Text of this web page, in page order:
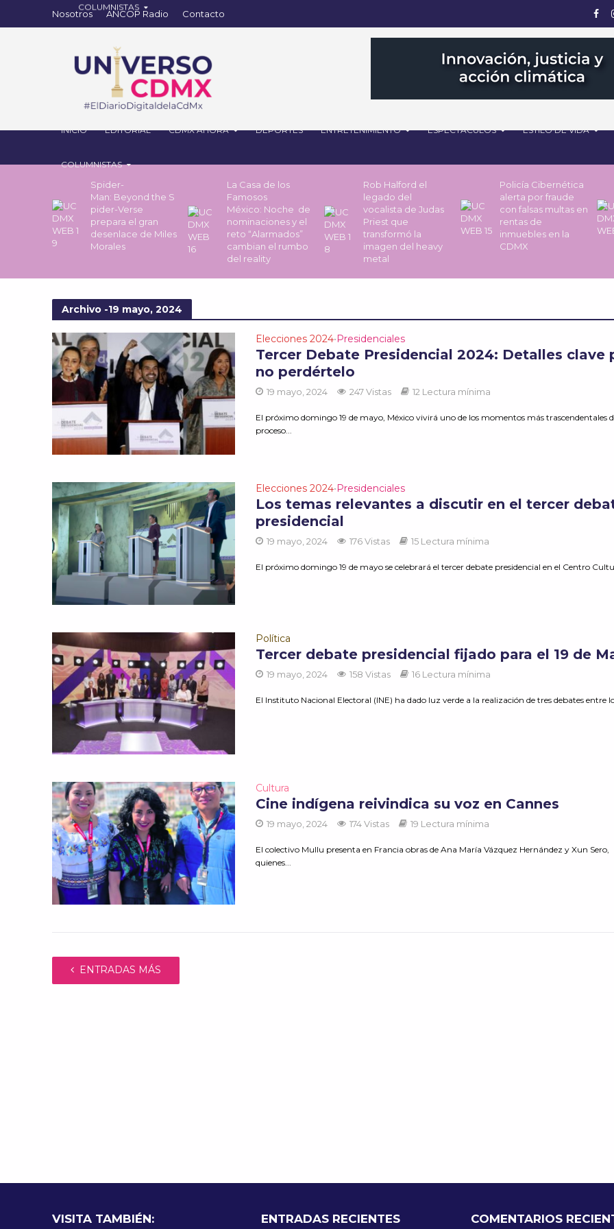
Nosotros ANCOP Radio Contacto
INICIO EDITORIAL CDMX AHORA DEPORTES ENTRETENIMIENTO ESPECTÁCULOS ESTILO DE VIDA
COLUMNISTAS
Spider-
Man: Beyond the S
pider-Verse
prepara el gran
desenlace de Miles
Morales
La Casa de los
Famosos
México: Noche de
nominaciones y el
reto “Alarmados”
cambian el rumbo
del reality
Rob Halford el
legado del
vocalista de Judas
Priest que
transformó la
imagen del heavy
metal
Policía Cibernética
alerta por fraude
con falsas multas en
rentas de
inmuebles en la
CDMX
Archivo -19 mayo, 2024
Elecciones 2024•Presidenciales
Tercer Debate Presidencial 2024: Detalles clave
no perdértelo
19 mayo, 2024 247 Vistas 12 Lectura mínima
El próximo domingo 19 de mayo, México vivirá uno de los momentos más trascendentales
proceso...
Elecciones 2024• Presidenciales
Los temas relevantes a discutir en el tercer
presidencial
19 mayo, 2024 176 Vistas 15 Lectura mínima
El próximo domingo 19 de mayo se celebrará el tercer debate presidencial en el Centro
Política
Tercer debate presidencial fijado para el 19 de
19 mayo, 2024 158 Vistas 16 Lectura mínima
El Instituto Nacional Electoral (INE) ha dado luz verde a la realización de tres debates entre
Cultura
Cine indígena reivindica su voz en Cannes
19 mayo, 2024 174 Vistas 19 Lectura mínima
El colectivo Mullu presenta en Francia obras de Ana María Vázquez Hernández y Xun Sero,
quienes...
ENTRADAS MÁS
VISITA TAMBIÉN: ENTRADAS RECIENTES COMENTARIOS